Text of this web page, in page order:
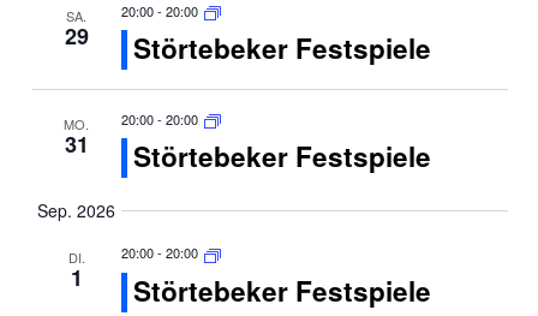
SA.
29
20:00- 20:00
Störtebeker Festspiele
MO.
31
20:00- 20:00
Störtebeker Festspiele
Sep. 2026
DI.
1
20:00- 20:00
Störtebeker Festspiele